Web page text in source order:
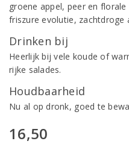
groene appel, peer en
friszure evolutie, zachtdroge
Drinken bij
Heerlijk bij vele koude of
rijke salades.
Houdbaarheid
Nu al op dronk, goed te
16,50